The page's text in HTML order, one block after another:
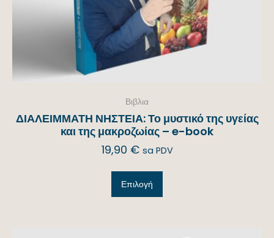
Βιβλια
ΔΙΑΛΕΙΜΜΑΤΗ ΝΗΣΤΕΙΑ: Το μυστικό της υγείας
και της μακροζωίας – e-book
19,90 € sa PDV
Επιλογή